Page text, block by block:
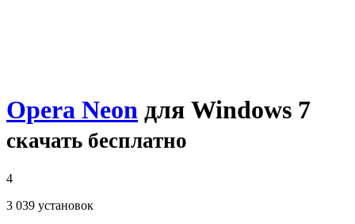
Opera Neon для Windows 7
скачать бесплатно
4
3 039 установок